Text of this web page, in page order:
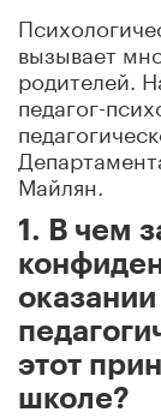
вызывает
родителей.
педагог-
Майлян.
1. В чем
этот
школе?